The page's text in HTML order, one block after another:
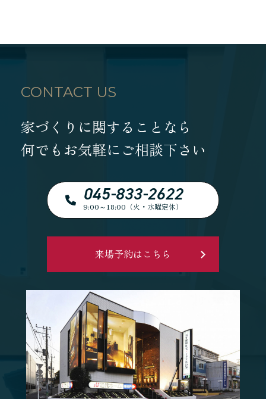
CONTACT US
家づくりに関することなら
何でもお気軽にご相談下さい
045-833-2622
9:00～18:00（火・水曜定休）
来場予約はこちら